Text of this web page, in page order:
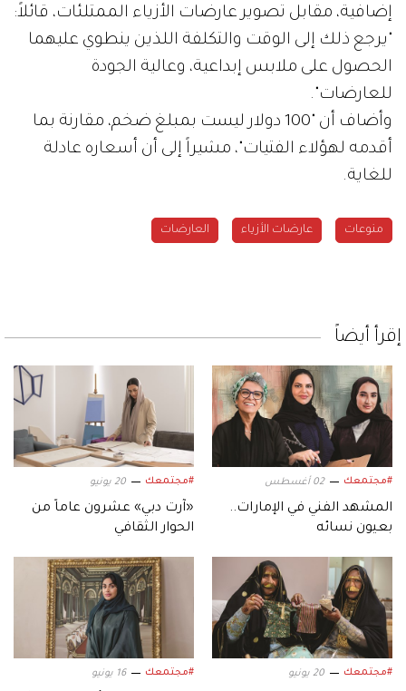
إضافية، مقابل تصوير عارضات الأزياء الممتلئات، قائلاً:
"يرجع ذلك إلى الوقت والتكلفة اللذين ينطوي عليهما
الحصول على ملابس إبداعية، وعالية الجودة
للعارضات".
وأضاف أن "100 دولار ليست بمبلغ ضخم، مقارنة بما
أقدمه لهؤلاء الفتيات"، مشيراً إلى أن أسعاره عادلة
للغاية.
منوعات عارضات الأزياء العارضات
إقرأ أيضاً
#مجتمعك 02 أغسطس
المشهد الفني في الإمارات..
بعيون نسائه
#مجتمعك 20 يونيو
«آرت دبي» عشرون عاماً من
الحوار الثقافي
#مجتمعك 20 يونيو #مجتمعك 16 يونيو